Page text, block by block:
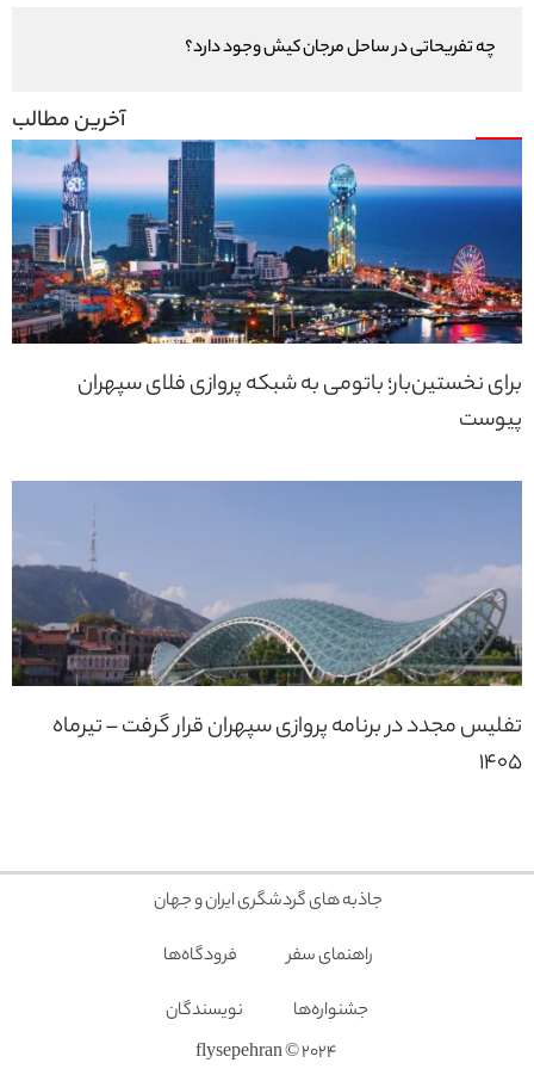
چه تفریحاتی در ساحل مرجان کیش وجود دارد؟
برای نخستین‌بار؛ باتومی به شبکه پروازی فلای سپهران
پیوست
تفلیس مجدد در برنامه پروازی سپهران قرار گرفت – تیرماه
1405
جاذبه های گردشگری ایران و جهان
راهنمای سفر
فرودگاه‌ها
جشنواره‌ها
نویسندگان